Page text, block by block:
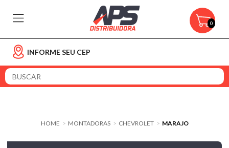
0
INFORME SEU CEP
HOME > MONTADORAS > CHEVROLET > MARAJO